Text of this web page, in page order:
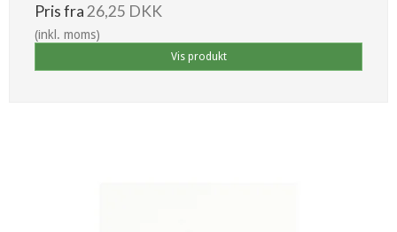
Pris fra 26,25 DKK
(inkl. moms)
Vis produkt